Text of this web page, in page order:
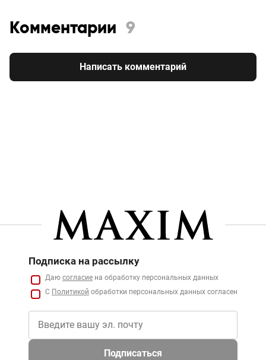
Комментарии 9
Написать комментарий
Подписка на рассылку
Даю согласие на обработку персональных данных
С Политикой обработки персональных данных согласен
Подписаться